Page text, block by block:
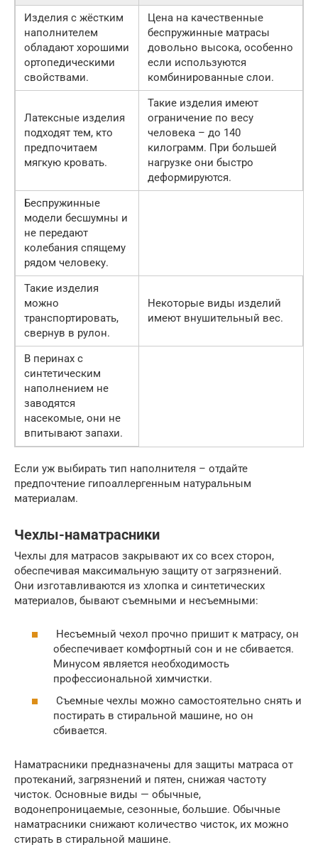
Изделия с жёстким
наполнителем
обладают хорошими
ортопедическими
свойствами.
Цена на качественные
беспружинные матрасы
довольно высока, особенно
если используются
комбинированные слои.
Латексные изделия
подходят тем, кто
предпочитаем
мягкую кровать.
Такие изделия имеют
ограничение по весу
человека – до 140
килограмм. При большей
нагрузке они быстро
деформируются.
Беспружинные
модели бесшумны и
не передают
колебания спящему
рядом человеку.
Такие изделия
можно
транспортировать,
свернув в рулон.
Некоторые виды изделий
имеют внушительный вес.
В перинах с
синтетическим
наполнением не
заводятся
насекомые, они не
впитывают запахи.
Если уж выбирать тип наполнителя – отдайте
предпочтение гипоаллергенным натуральным
материалам.
Чехлы-наматрасники
Чехлы для матрасов закрывают их со всех сторон,
обеспечивая максимальную защиту от загрязнений.
Они изготавливаются из хлопка и синтетических
материалов, бывают съемными и несъемными:
Несъемный чехол прочно пришит к матрасу, он
обеспечивает комфортный сон и не сбивается.
Минусом является необходимость
профессиональной химчистки.
Съемные чехлы можно самостоятельно снять и
постирать в стиральной машине, но он
сбивается.
Наматрасники предназначены для защиты матраса от
протеканий, загрязнений и пятен, снижая частоту
чисток. Основные виды — обычные,
водонепроницаемые, сезонные, большие. Обычные
наматрасники снижают количество чисток, их можно
стирать в стиральной машине.